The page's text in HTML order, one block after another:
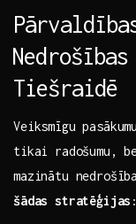
Tiešraidē
Veiksmīgu
tikai radošumu,
mazinātu
šādas stratēģijas